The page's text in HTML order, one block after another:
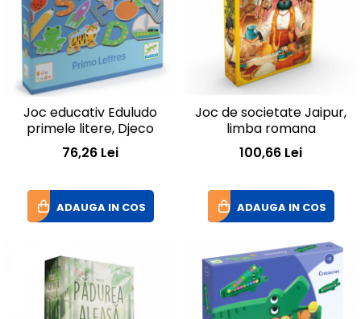
Joc educativ Eduludo
primele litere, Djeco
76,26 Lei
ADAUGA IN COS
Joc de societate Jaipur,
limba romana
100,66 Lei
ADAUGA IN COS